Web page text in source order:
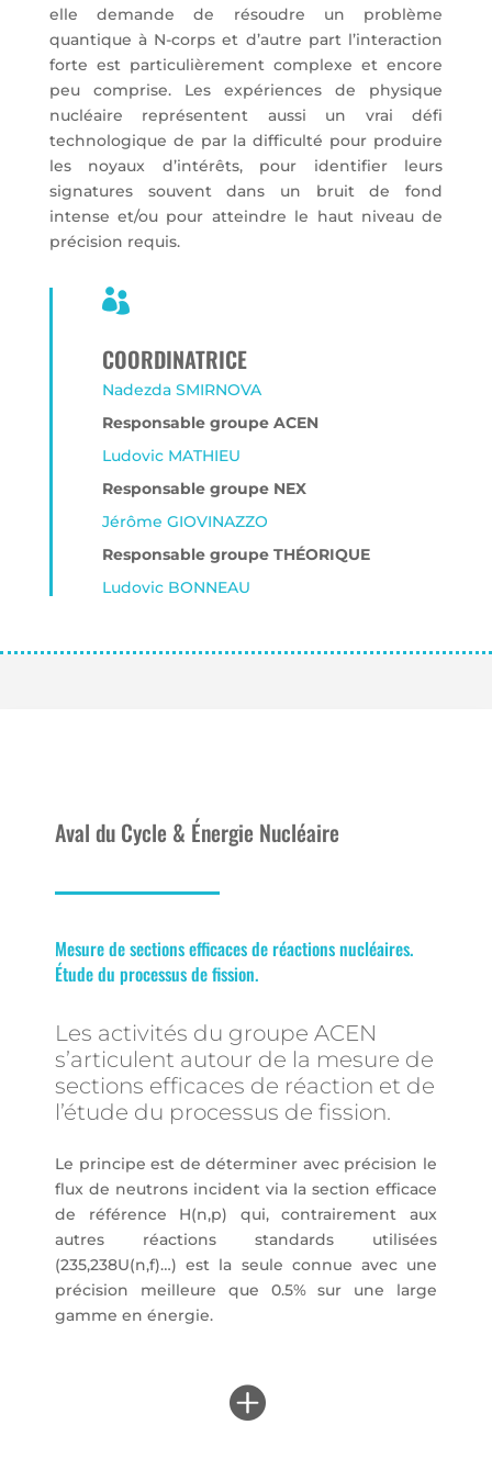
elle demande de résoudre un problème
quantique à N-corps et d’autre part l’interaction
forte est particulièrement complexe et encore
peu comprise. Les expériences de physique
nucléaire représentent aussi un vrai défi
technologique de par la difficulté pour produire
les noyaux d’intérêts, pour identifier leurs
signatures souvent dans un bruit de fond
intense et/ou pour atteindre le haut niveau de
précision requis.

COORDINATRICE
Nadezda SMIRNOVA
Responsable groupe ACEN
Ludovic MATHIEU
Responsable groupe NEX
Jérôme GIOVINAZZO
Responsable groupe THÉORIQUE
Ludovic BONNEAU
Aval du Cycle & Énergie Nucléaire
Mesure de sections efficaces de réactions nucléaires.
Étude du processus de fission.
Les activités du groupe ACEN
s’articulent autour de la mesure de
sections efficaces de réaction et de
l’étude du processus de fission.
Le principe est de déterminer avec précision le
flux de neutrons incident via la section efficace
de référence H(n,p) qui, contrairement aux
autres réactions standards utilisées
(235,238U(n,f)…) est la seule connue avec une
précision meilleure que 0.5% sur une large
gamme en énergie.
